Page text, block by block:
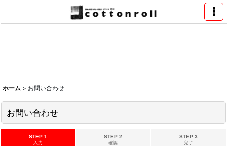
ホーム > お問い合わせ
お問い合わせ
STEP 1
入力
STEP 2
確認
STEP 3
完了